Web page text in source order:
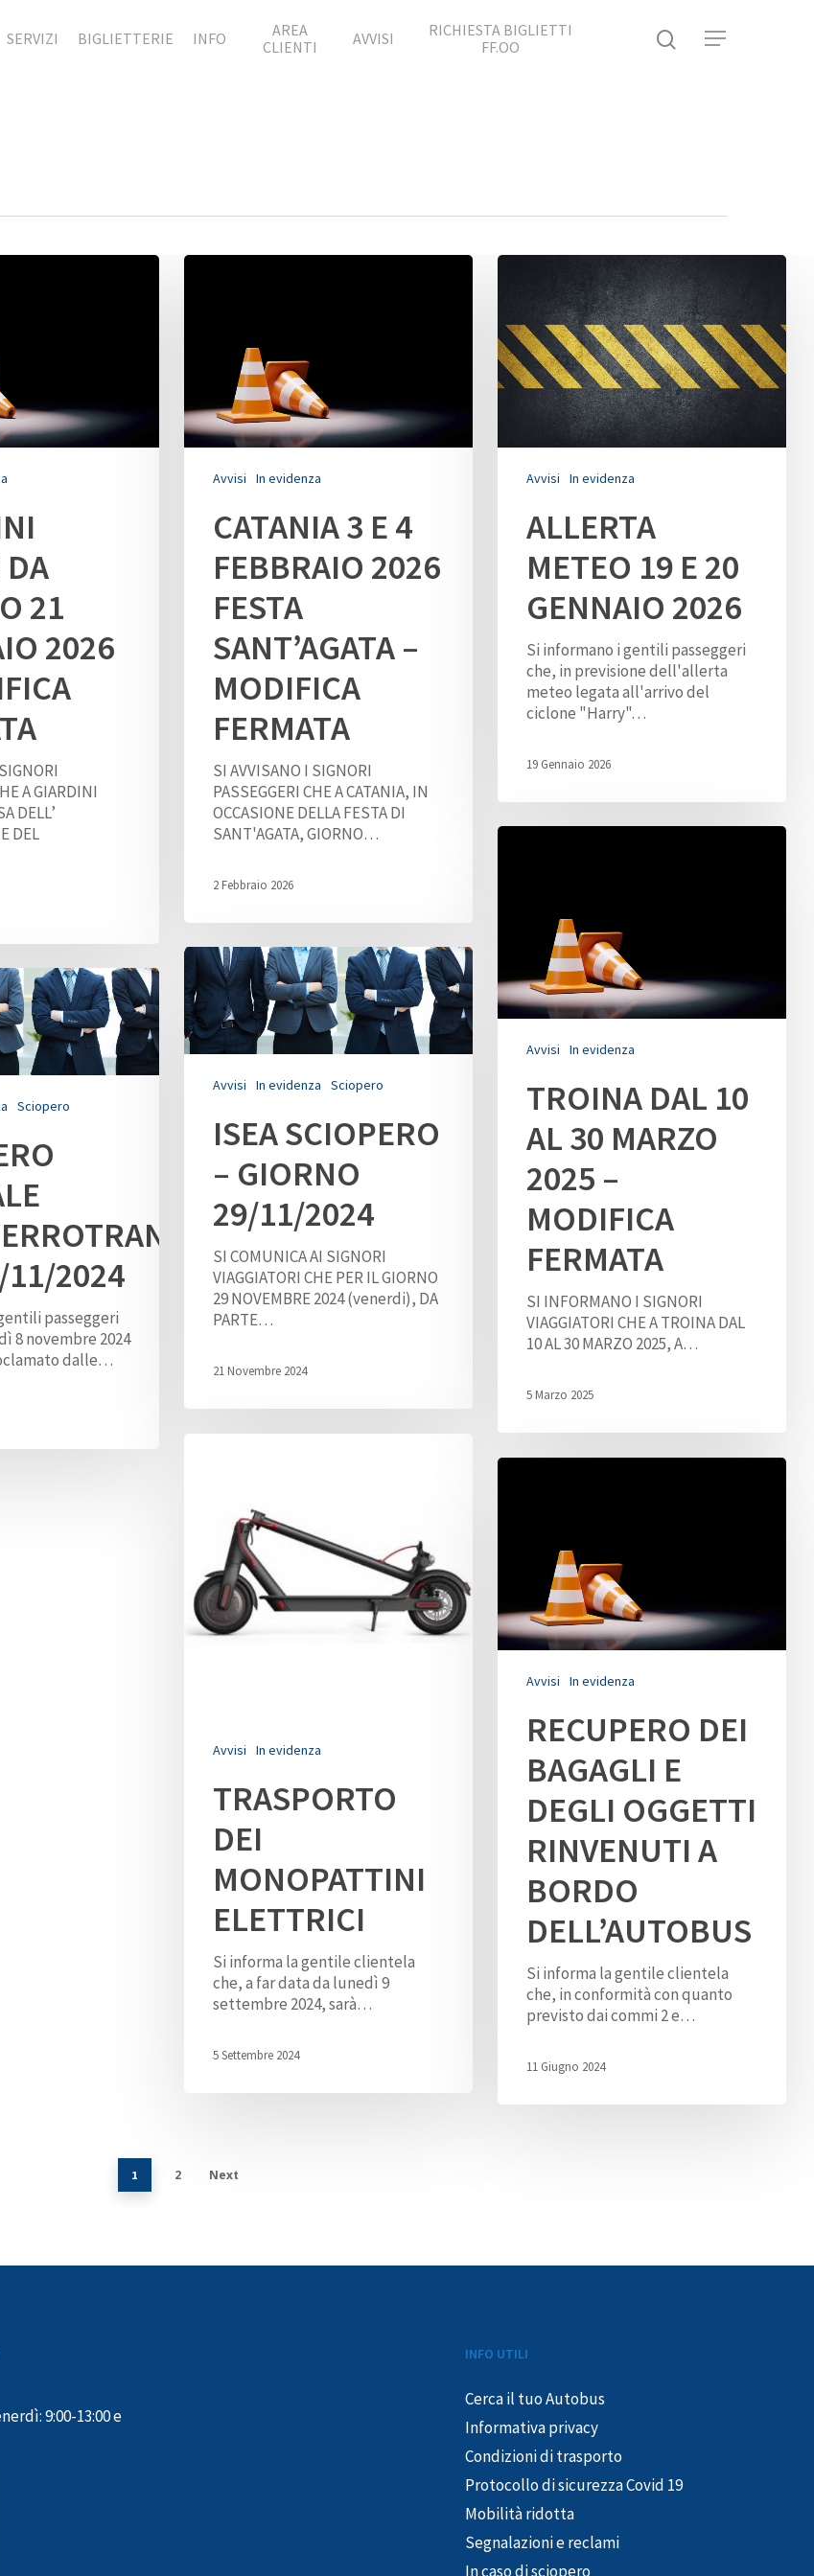
SERVIZI BIGLIETTERIE INFO
AREA
CLIENTI
AVVISI
RICHIESTA BIGLIETTI
FF.OO
DA
21
2026
A GIARDINI
DELL’
DEL
Avvisi In evidenza
CATANIA 3 E 4
FEBBRAIO 2026
FESTA
SANT’AGATA –
MODIFICA
FERMATA
SI AVVISANO I SIGNORI
PASSEGGERI CHE A CATANIA, IN
OCCASIONE DELLA FESTA DI
SANT'AGATA, GIORNO…
2 Febbraio 2026
Avvisi In evidenza
ALLERTA
METEO 19 E 20
GENNAIO 2026
Si informano i gentili passeggeri
che, in previsione dell'allerta
meteo legata all'arrivo del
ciclone "Harry"…
19 Gennaio 2026
Avvisi In evidenza
TROINA DAL 10
AL 30 MARZO
2025 –
MODIFICA
FERMATA
SI INFORMANO I SIGNORI
VIAGGIATORI CHE A TROINA DAL
10 AL 30 MARZO 2025, A…
5 Marzo 2025
Avvisi In evidenza Sciopero
ISEA SCIOPERO
– GIORNO
29/11/2024
SI COMUNICA AI SIGNORI
VIAGGIATORI CHE PER IL GIORNO
29 NOVEMBRE 2024 (venerdi), DA
PARTE…
21 Novembre 2024
Sciopero
11/2024
passeggeri
8 novembre 2024
dalle…
Avvisi In evidenza
TRASPORTO
DEI
MONOPATTINI
ELETTRICI
Si informa la gentile clientela
che, a far data da lunedì 9
settembre 2024, sarà…
5 Settembre 2024
Avvisi In evidenza
RECUPERO DEI
BAGAGLI E
DEGLI OGGETTI
RINVENUTI A
BORDO
DELL’AUTOBUS
Si informa la gentile clientela
che, in conformità con quanto
previsto dai commi 2 e…
11 Giugno 2024
1 2 Next
9:00-13:00 e
INFO UTILI
Cerca il tuo Autobus
Informativa privacy
Condizioni di trasporto
Protocollo di sicurezza Covid 19
Mobilità ridotta
Segnalazioni e reclami
In caso di sciopero
Cerca il tuo Autobus
Informativa privacy
Condizioni di trasporto
Protocollo di sicurezza Covid 19
Segnalazioni e reclami
In caso di sciopero
Segnalazioni – Whistleblowing